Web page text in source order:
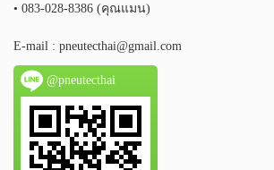
• 083-028-8386 (คุณแมน)
E-mail : pneutecthai@gmail.com
@pneutecthai